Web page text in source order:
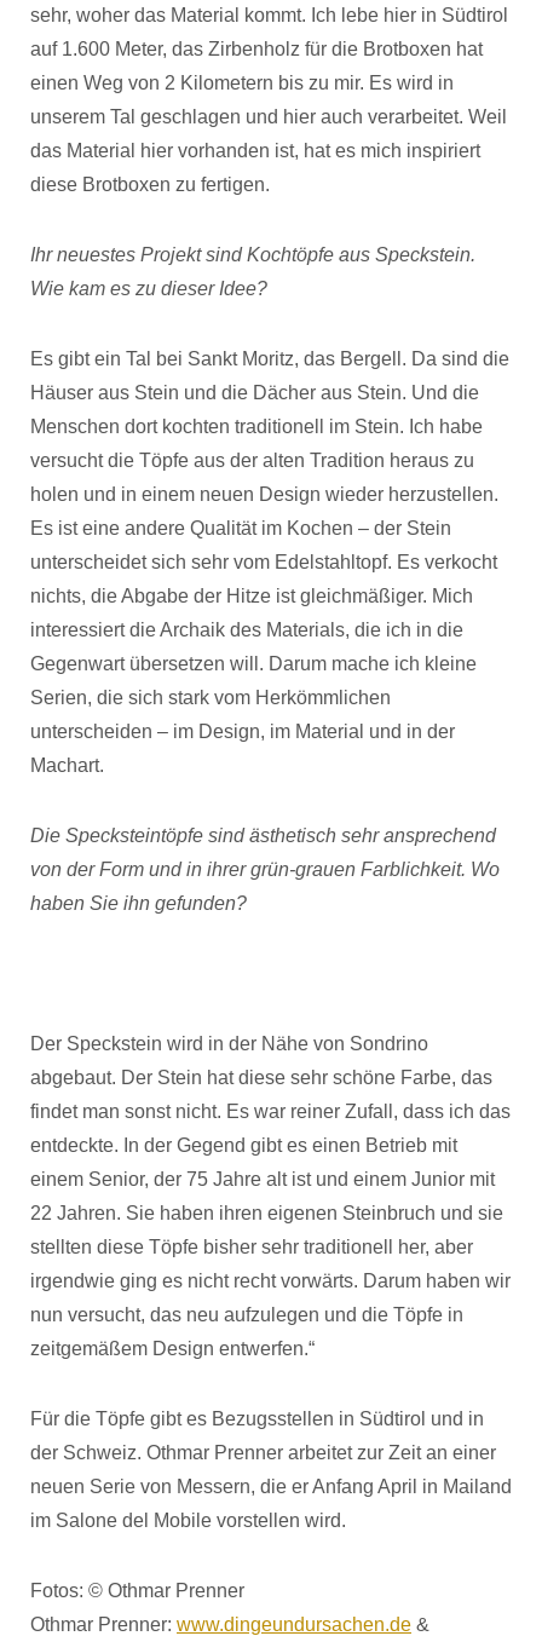
sehr, woher das Material kommt. Ich lebe hier in Südtirol
auf 1.600 Meter, das Zirbenholz für die Brotboxen hat
einen Weg von 2 Kilometern bis zu mir. Es wird in
unserem Tal geschlagen und hier auch verarbeitet. Weil
das Material hier vorhanden ist, hat es mich inspiriert
diese Brotboxen zu fertigen.
Ihr neuestes Projekt sind Kochtöpfe aus Speckstein.
Wie kam es zu dieser Idee?
Es gibt ein Tal bei Sankt Moritz, das Bergell. Da sind die
Häuser aus Stein und die Dächer aus Stein. Und die
Menschen dort kochten traditionell im Stein. Ich habe
versucht die Töpfe aus der alten Tradition heraus zu
holen und in einem neuen Design wieder herzustellen.
Es ist eine andere Qualität im Kochen – der Stein
unterscheidet sich sehr vom Edelstahltopf. Es verkocht
nichts, die Abgabe der Hitze ist gleichmäßiger. Mich
interessiert die Archaik des Materials, die ich in die
Gegenwart übersetzen will. Darum mache ich kleine
Serien, die sich stark vom Herkömmlichen
unterscheiden – im Design, im Material und in der
Machart.
Die Specksteintöpfe sind ästhetisch sehr ansprechend
von der Form und in ihrer grün-grauen Farblichkeit. Wo
haben Sie ihn gefunden?
Der Speckstein wird in der Nähe von Sondrino
abgebaut. Der Stein hat diese sehr schöne Farbe, das
findet man sonst nicht. Es war reiner Zufall, dass ich das
entdeckte. In der Gegend gibt es einen Betrieb mit
einem Senior, der 75 Jahre alt ist und einem Junior mit
22 Jahren. Sie haben ihren eigenen Steinbruch und sie
stellten diese Töpfe bisher sehr traditionell her, aber
irgendwie ging es nicht recht vorwärts. Darum haben wir
nun versucht, das neu aufzulegen und die Töpfe in
zeitgemäßem Design entwerfen.“
Für die Töpfe gibt es Bezugsstellen in Südtirol und in
der Schweiz. Othmar Prenner arbeitet zur Zeit an einer
neuen Serie von Messern, die er Anfang April in Mailand
im Salone del Mobile vorstellen wird.
Fotos: © Othmar Prenner
Othmar Prenner: www.dingeundursachen.de &